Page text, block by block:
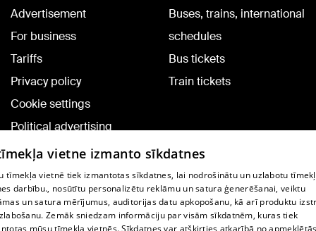
Advertisement
For business
Tariffs
Privacy policy
Cookie settings
Political advertising
Cookie policy
Commenting terms
Buses, trains, international
schedules
Bus tickets
Train tickets
TV program
Contract rules
vietne izmanto sīkdatnes
tīmekļa vietnē tiek izmantotas sīkdatnes, lai nodrošinātu un uzlabotu
darbību., nosūtītu personalizētu reklāmu un satura ģenerēšanai, veiktu
un satura mērījumus, auditorijas datu apkopošanu, kā arī produktu
Zemāk sniedzam informāciju par visām sīkdatnēm, kuras tiek
mūsu tīmekļa vietnēs. Sīkdatnes var atšķirties atkarībā no